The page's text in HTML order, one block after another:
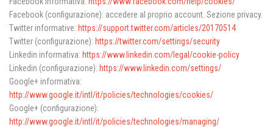
Facebook (configurazione): accedere al proprio account. Sezione privacy.
Twitter informative: https://support.twitter.com/articles/20170514
Twitter (configurazione): https://twitter.com/settings/security
Linkedin informativa: https://www.linkedin.com/legal/cookie-policy
Linkedin (configurazione): https://www.linkedin.com/settings/
Google+ informativa:
http://www.google.it/intl/it/policies/technologies/cookies/
Google+ (configurazione):
http://www.google.it/intl/it/policies/technologies/managing/